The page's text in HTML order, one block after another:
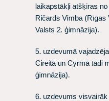
laikapstākļi atšķiras
Ričards Vimba (Rīgas
Valsts 2. ģimnāzija).
5. uzdevumā
Cireitā un Cyrmā tādi
ģimnāzija).
6. uzdevums